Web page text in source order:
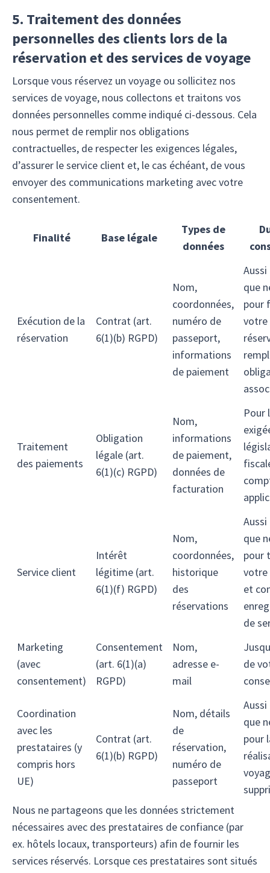
5. Traitement des données
personnelles des clients lors de la
réservation et des services de voyage
Lorsque vous réservez un voyage ou sollicitez nos
services de voyage, nous collectons et traitons vos
données personnelles comme indiqué ci-dessous. Cela
nous permet de remplir nos obligations
contractuelles, de respecter les exigences légales,
d’assurer le service client et, le cas échéant, de vous
envoyer des communications marketing avec votre
consentement.
Finalité Base légale
Types de
données
Exécution de la
réservation
Contrat (art.
6(1)(b) RGPD)
Nom,
coordonnées,
numéro de
passeport,
informations
de paiement
que
pour
votre
Traitement
des paiements
Obligation
légale (art.
6(1)(c) RGPD)
Nom,
informations
de paiement,
données de
facturation
Pour
Service client
Intérêt
légitime (art.
6(1)(f) RGPD)
Nom,
coordonnées,
historique
des
réservations
que
pour
votre
et
de
Marketing
(avec
consentement)
Consentement
(art. 6(1)(a)
RGPD)
Nom,
adresse e-
mail
de
Coordination
avec les
prestataires (y
compris hors
UE)
Contrat (art.
6(1)(b) RGPD)
Nom, détails
de
réservation,
numéro de
passeport
que
pour
Nous ne partageons que les données strictement
nécessaires avec des prestataires de confiance (par
ex. hôtels locaux, transporteurs) afin de fournir les
services réservés. Lorsque ces prestataires sont situés